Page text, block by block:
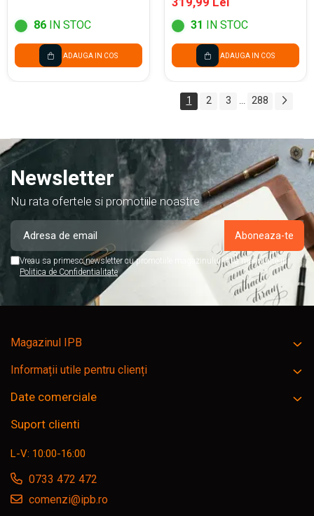
86 IN STOC
ADAUGA IN COS
31 IN STOC
ADAUGA IN COS
1 2 3 ... 288
Newsletter
Nu rata ofertele si promotiile noastre
Vreau sa primesc newsletter cu promotiile magazinului. Afla mai multe in
Politica de Confidentialitate
Magazinul IPB
Informații utile pentru clienți
Date comerciale
Suport clienti
L-V: 10:00-16:00
0733 472 472
comenzi@ipb.ro